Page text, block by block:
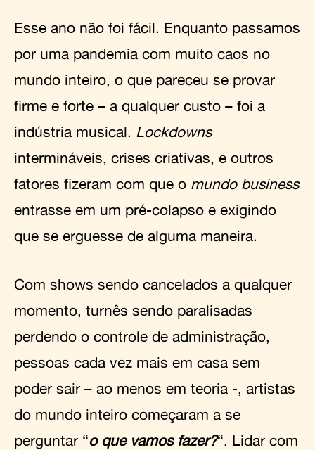
Esse ano não foi fácil. Enquanto passamos
por uma pandemia com muito caos no
mundo inteiro, o que pareceu se provar
firme e forte – a qualquer custo – foi a
indústria musical. Lockdowns
intermináveis, crises criativas, e outros
fatores fizeram com que o mundo business
entrasse em um pré-colapso e exigindo
que se erguesse de alguma maneira.
Com shows sendo cancelados a qualquer
momento, turnês sendo paralisadas
perdendo o controle de administração,
pessoas cada vez mais em casa sem
poder sair – ao menos em teoria -, artistas
do mundo inteiro começaram a se
perguntar “o que vamos fazer?“. Lidar com